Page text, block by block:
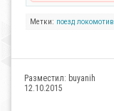
Метки: поезд локомотив
Разместил: buyanih
12.10.2015